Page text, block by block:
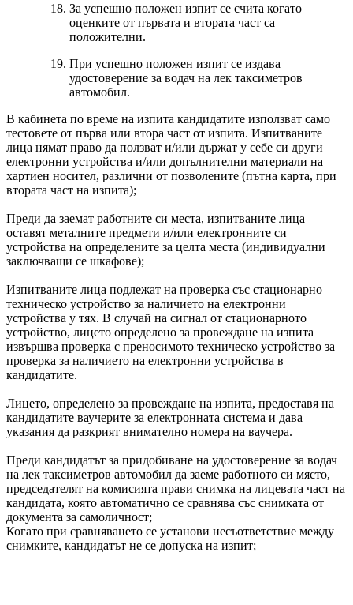
За успешно положен изпит се счита когато
оценките от първата и втората част са
положителни.
При успешно положен изпит се издава
удостоверение за водач на лек таксиметров
автомобил.
В кабинета по време на изпита кандидатите използват само
тестовете от първа или втора част от изпита. Изпитваните
лица нямат право да ползват и/или държат у себе си други
електронни устройства и/или допълнителни материали на
хартиен носител, различни от позволените (пътна карта, при
втората част на изпита);
Преди да заемат работните си места, изпитваните лица
оставят металните предмети и/или електронните си
устройства на определените за целта места (индивидуални
заключващи се шкафове);
Изпитваните лица подлежат на проверка със стационарно
техническо устройство за наличието на електронни
устройства у тях. В случай на сигнал от стационарното
устройство, лицето определено за провеждане на изпита
извършва проверка с преносимото техническо устройство за
проверка за наличието на електронни устройства в
кандидатите.
Лицето, определено за провеждане на изпита, предоставя на
кандидатите ваучерите за електронната система и дава
указания да разкрият внимателно номера на ваучера.
Преди кандидатът за придобиване на удостоверение за водач
на лек таксиметров автомобил да заеме работното си място,
председателят на комисията прави снимка на лицевата част на
кандидата, която автоматично се сравнява със снимката от
документа за самоличност;
Когато при сравняването се установи несъответствие между
снимките, кандидатът не се допуска на изпит;